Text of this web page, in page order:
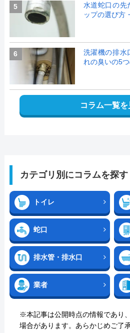
5
水道蛇口の先
ップの選び方
6
洗濯機の排水
れの臭いの5
コラム一覧を
カテゴリ別にコラムを探す
トイレ
蛇口
排水管・排水口
業者
※本記事は公開時点の情報であり
場合があります。あらかじめご了